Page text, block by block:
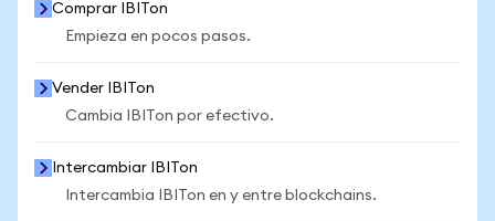
Comprar IBITon
Empieza en pocos pasos.
Vender IBITon
Cambia IBITon por efectivo.
Intercambiar IBITon
Intercambia IBITon en y entre blockchains.